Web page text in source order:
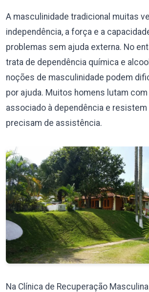
A masculinidade tradicional muitas
independência, a força e a
problemas sem ajuda externa. No
trata de dependência química e
noções de masculinidade podem
por ajuda. Muitos homens lutam
associado à dependência e
precisam de assistência.
Na Clínica de Recuperação